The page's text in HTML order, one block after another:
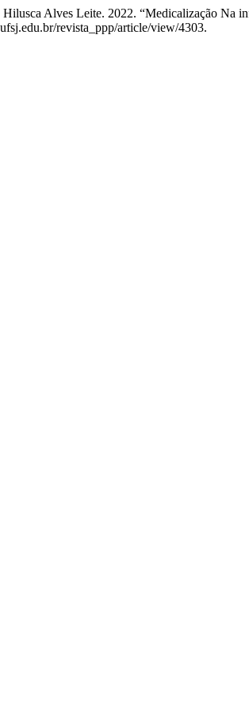
Alves Leite. 2022. “Medicalização
revista_ppp/article/view/4303.